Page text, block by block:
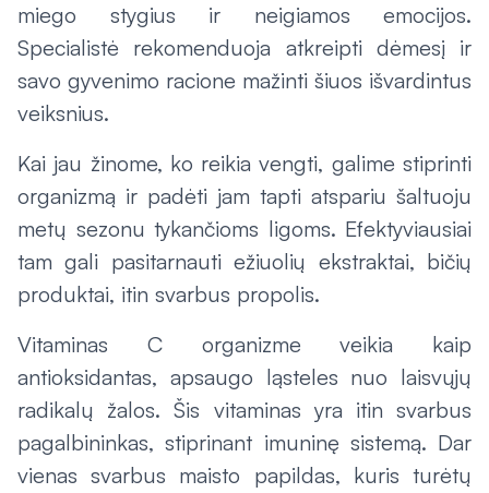
miego stygius ir neigiamos emocijos.
Specialistė rekomenduoja atkreipti dėmesį ir
savo gyvenimo racione mažinti šiuos išvardintus
veiksnius.
Kai jau žinome, ko reikia vengti, galime stiprinti
organizmą ir padėti jam tapti atspariu šaltuoju
metų sezonu tykančioms ligoms. Efektyviausiai
tam gali pasitarnauti ežiuolių ekstraktai, bičių
produktai, itin svarbus propolis.
Vitaminas C organizme veikia kaip
antioksidantas, apsaugo ląsteles nuo laisvųjų
radikalų žalos. Šis vitaminas yra itin svarbus
pagalbininkas, stiprinant imuninę sistemą. Dar
vienas svarbus maisto papildas, kuris turėtų